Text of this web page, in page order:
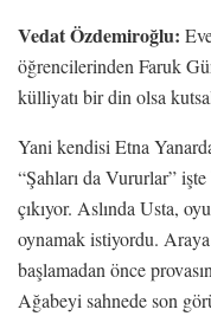
Vedat Özdemiroğlu:
öğrencilerinden Faruk
külliyatı bir din olsa
Yani kendisi Etna
“Şahları da Vururlar”
çıkıyor. Aslında Usta,
oynamak istiyordu.
başlamadan önce
Ağabeyi sahnede son